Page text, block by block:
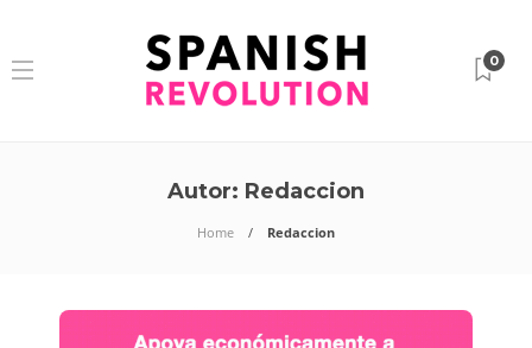
0
Autor: Redaccion
Home Redaccion